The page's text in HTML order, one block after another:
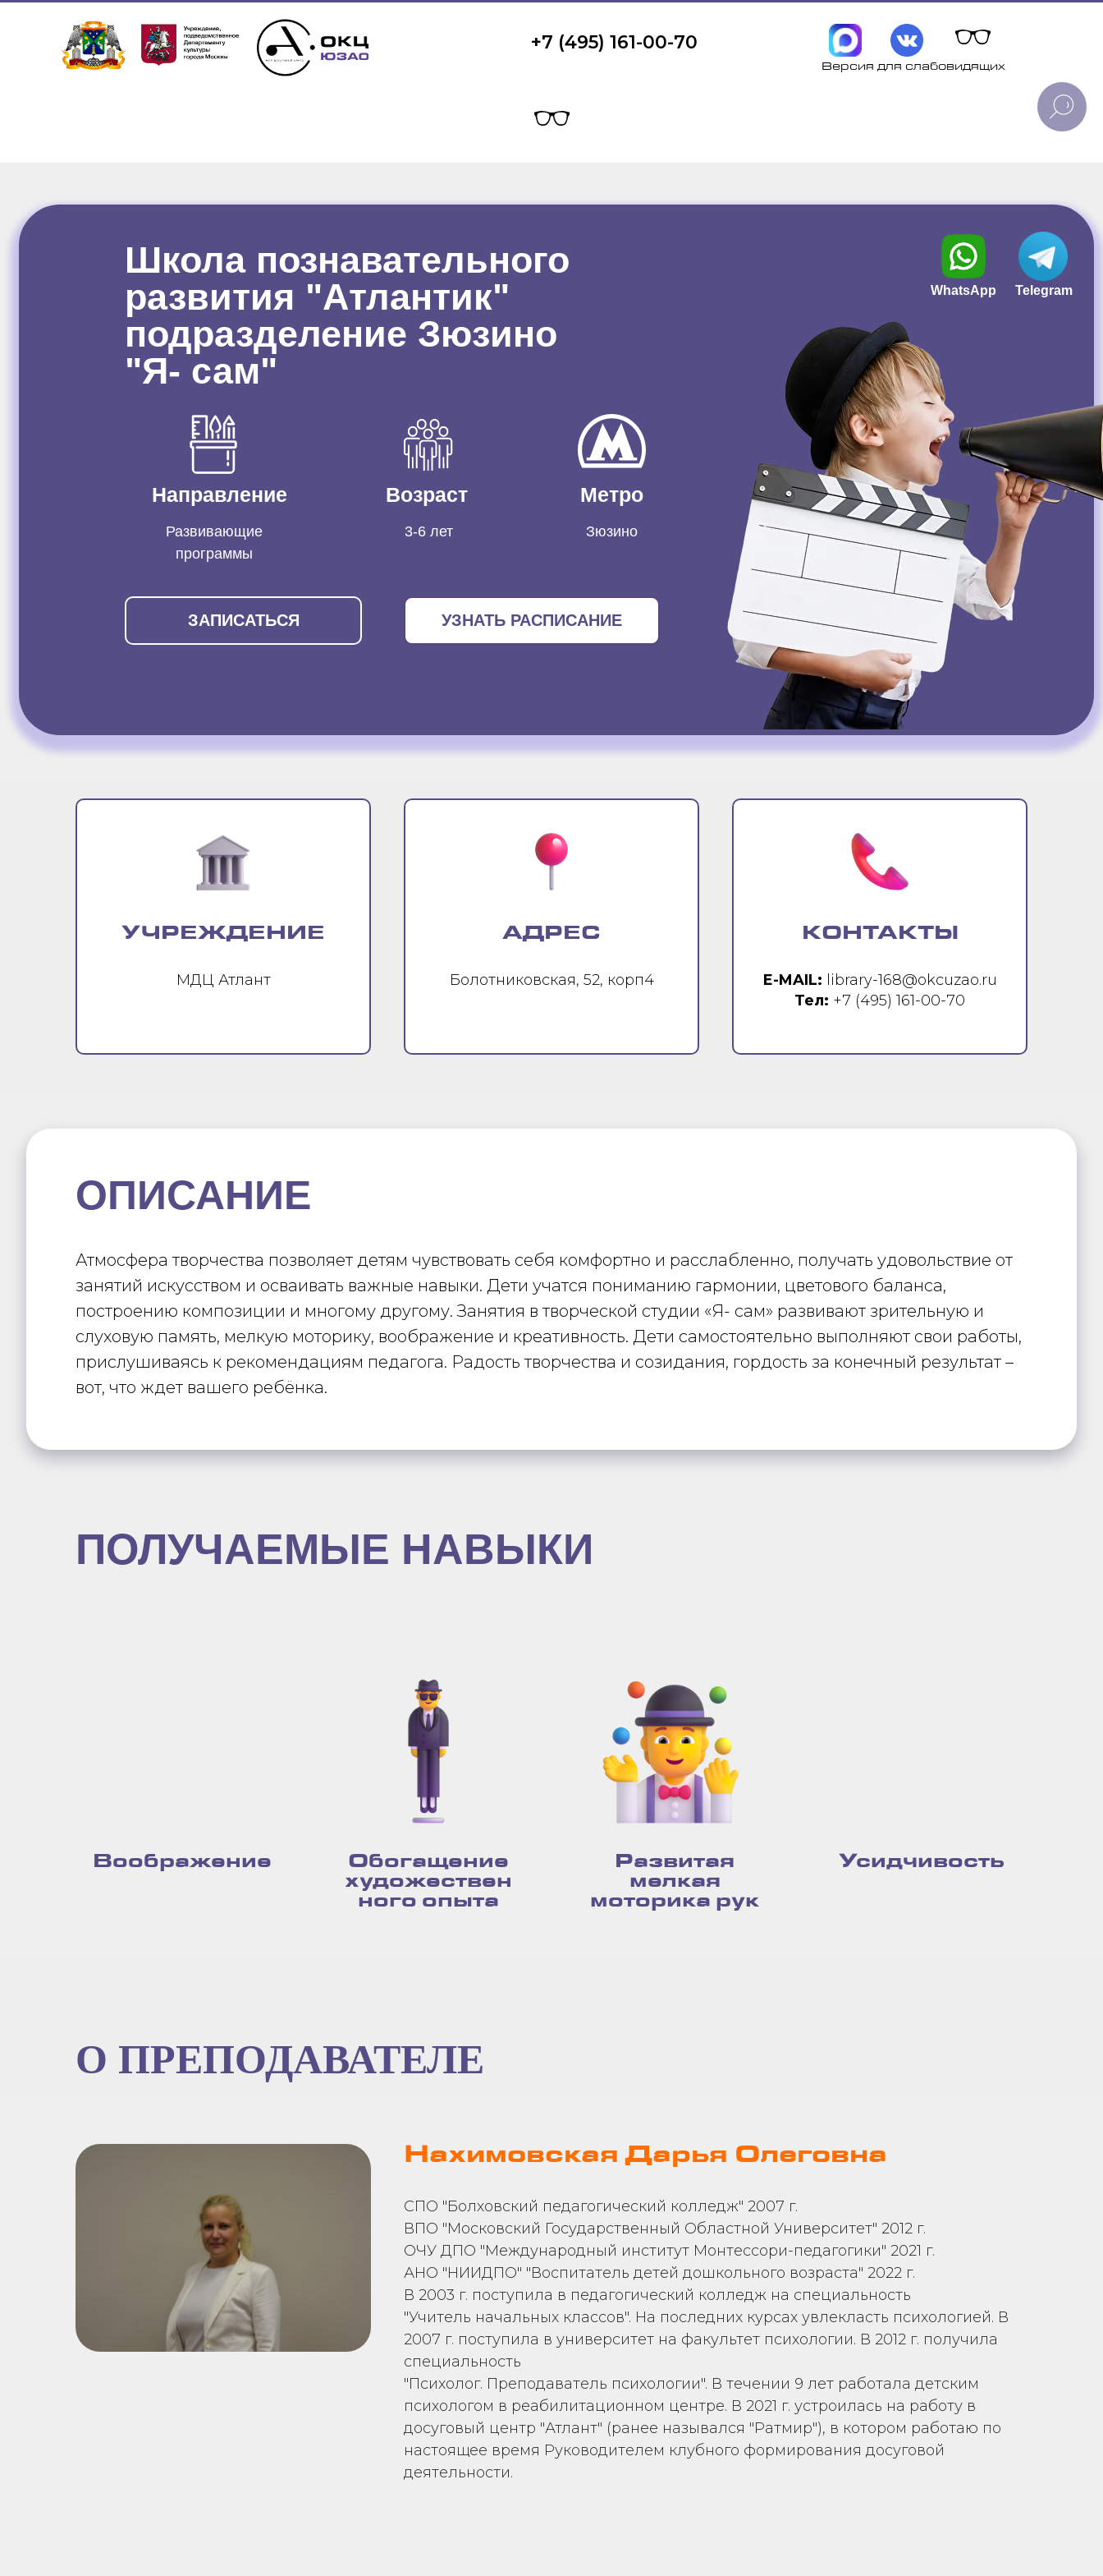
Версия для слабовидящих
+7 (495) 161-00-70
Школа познавательного
развития "Атлантик"
подразделение Зюзино
"Я- сам"
Направление
Развивающие
программы
Возраст
3-6 лет
Метро
Зюзино
Telegram
WhatsApp
УЗНАТЬ РАСПИСАНИЕ
ЗАПИСАТЬСЯ
УЧРЕЖДЕНИЕ
МДЦ Атлант
АДРЕС
Болотниковская, 52, корп4
КОНТАКТЫ
E-MAIL: library-168@okcuzao.ru
Тел: +7 (495) 161-00-70
ОПИСАНИЕ
Атмосфера творчества позволяет детям чувствовать себя комфортно и расслабленно, получать удовольствие от
занятий искусством и осваивать важные навыки. Дети учатся пониманию гармонии, цветового баланса,
построению композиции и многому другому. Занятия в творческой студии «Я- сам» развивают зрительную и
слуховую память, мелкую моторику, воображение и креативность. Дети самостоятельно выполняют свои работы,
прислушиваясь к рекомендациям педагога. Радость творчества и созидания, гордость за конечный результат –
вот, что ждет вашего ребёнка.
ПОЛУЧАЕМЫЕ НАВЫКИ
Воображение
Обогащение
художествен
ного опыта
Развитая
мелкая
моторика рук
Усидчивость
О ПРЕПОДАВАТЕЛЕ
Нахимовская Дарья Олеговна
СПО "Болховский педагогический колледж" 2007 г.
ВПО "Московский Государственный Областной Университет" 2012 г.
ОЧУ ДПО "Международный институт Монтессори-педагогики" 2021 г.
АНО "НИИДПО" "Воспитатель детей дошкольного возраста" 2022 г.
В 2003 г. поступила в педагогический колледж на специальность
"Учитель начальных классов". На последних курсах увлекласть психологией. В
2007 г. поступила в университет на факультет психологии. В 2012 г. получила
специальность
"Психолог. Преподаватель психологии". В течении 9 лет работала детским
психологом в реабилитационном центре. В 2021 г. устроилась на работу в
досуговый центр "Атлант" (ранее назывался "Ратмир"), в котором работаю по
настоящее время Руководителем клубного формирования досуговой
деятельности.